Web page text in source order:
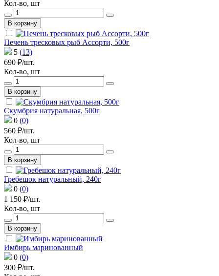
Кол-во, шт
В корзину
Печень тресковых рыб Ассорти, 500г
5 (13)
690 ₽/шт.
Кол-во, шт
В корзину
Скумбрия натуральная, 500г
0 (0)
560 ₽/шт.
Кол-во, шт
В корзину
Гребешок натуральный, 240г
0 (0)
1 150 ₽/шт.
Кол-во, шт
В корзину
Имбирь маринованный
0 (0)
300 ₽/шт.